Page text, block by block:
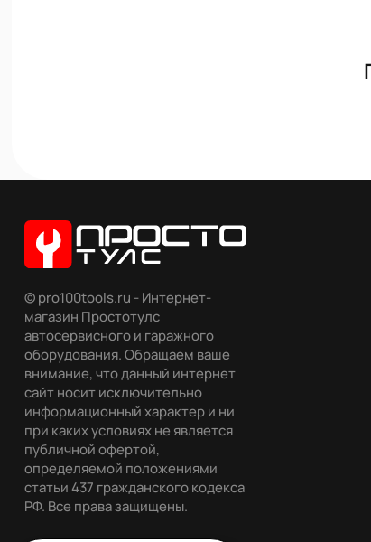
© pro100tools.ru - Интернет-
магазин Простотулс
автосервисного и гаражного
оборудования. Обращаем ваше
внимание, что данный интернет
сайт носит исключительно
информационный характер и ни
при каких условиях не является
публичной офертой,
определяемой положениями
статьи 437 гражданского кодекса
РФ. Все права защищены.